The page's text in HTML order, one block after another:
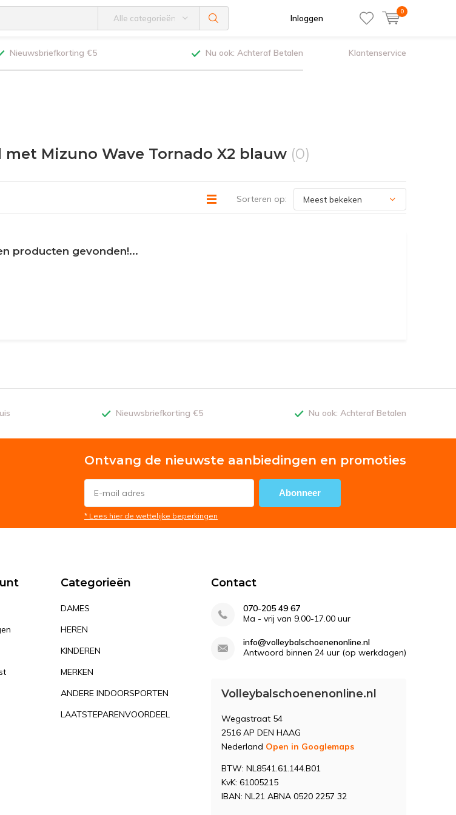
Alle categorieën Inloggen
0
Nieuwsbriefkorting €5 Nu ook: Achteraf Betalen Klantenservice
Mizuno Wave Tornado X2 blauw (0)
Sorteren op:
producten gevonden!...
Nieuwsbriefkorting €5 Nu ook: Achteraf Betalen
Ontvang de nieuwste aanbiedingen en promoties
Abonneer
* Lees hier de wettelijke beperkingen
Categorieën
DAMES
HEREN
KINDEREN
MERKEN
ANDERE INDOORSPORTEN
LAATSTEPARENVOORDEEL
Contact
070-205 49 67
Ma - vrij van 9.00-17.00 uur
info@volleybalschoenenonline.nl
Antwoord binnen 24 uur (op werkdagen)
Volleybalschoenenonline.nl
Wegastraat 54
2516 AP DEN HAAG
Nederland Open in Googlemaps
BTW: NL8541.61.144.B01
KvK: 61005215
IBAN: NL21 ABNA 0520 2257 32